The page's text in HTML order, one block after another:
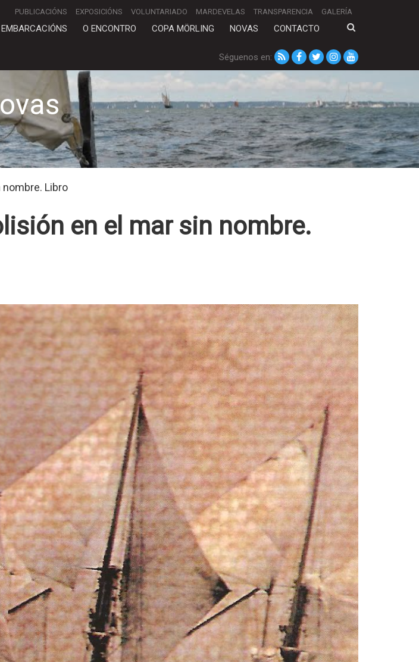
PUBLICACIÓNS EXPOSICIÓNS VOLUNTARIADO MARDEVELAS TRANSPARENCIA GALERÍA
EMBARCACIÓNS O ENCONTRO COPA MÖRLING NOVAS CONTACTO
Séguenos en:
nombre. Libro
en el mar sin nombre.